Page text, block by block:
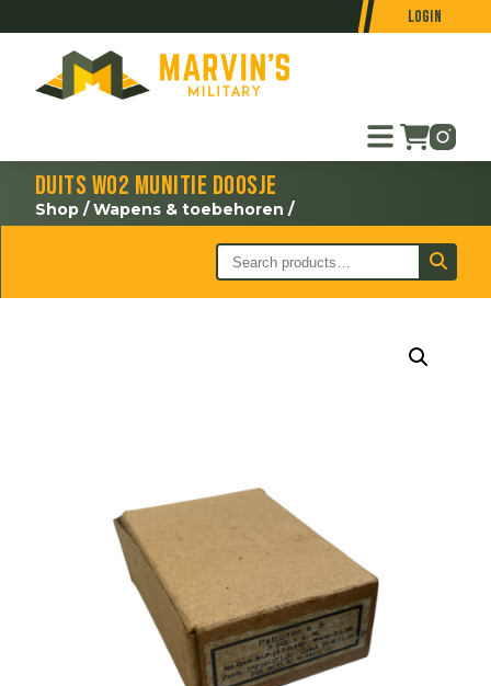
Login
Duits WO2 munitie doosje
Shop /Wapens & toebehoren /